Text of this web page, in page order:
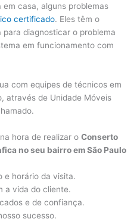
casa, alguns problemas
certificado. Eles têm o
diagnosticar o problema
em funcionamento com
com equipes de técnicos em
através de Unidade Móveis
hora de realizar oConserto
no seu bairro em São Paulo
e horário da visita.
a vida do cliente.
e de confiança.
sucesso.